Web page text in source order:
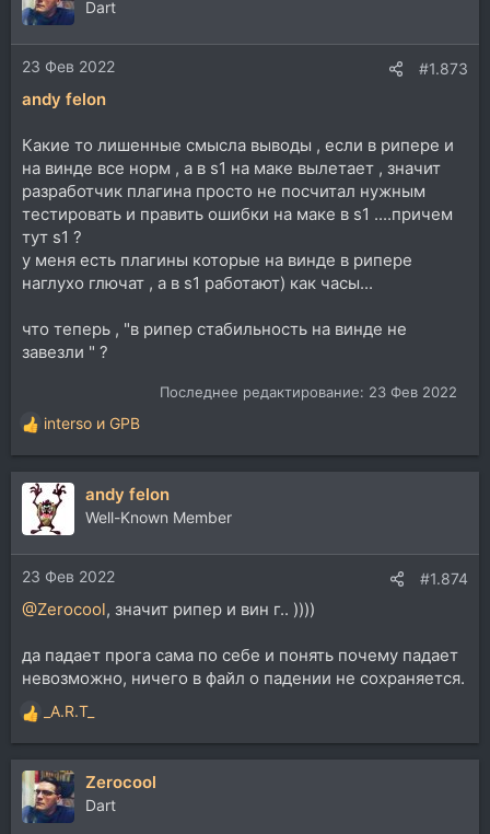
Dart
23 Фев 2022 #1.873
andy felon
Какие то лишенные смысла выводы , если в рипере и
на винде все норм , а в s1 на маке вылетает , значит
разработчик плагина просто не посчитал нужным
тестировать и править ошибки на маке в s1 ....причем
тут s1 ?
у меня есть плагины которые на винде в рипере
наглухо глючат , а в s1 работают) как часы...
что теперь , "в рипер стабильность на винде не
завезли " ?
Последнее редактирование: 23 Фев 2022
Р
е
а
и
и
:
interso и GPB
andy felon
Well-Known Member
23 Фев 2022 #1.874
@Zerocool, значит рипер и вин г.. ))))
да падает прога сама по себе и понять почему падает
невозможно, ничего в файл о падении не сохраняется.
Р
е
а
к
ц
и
_A.R.T_
Zerocool
Dart